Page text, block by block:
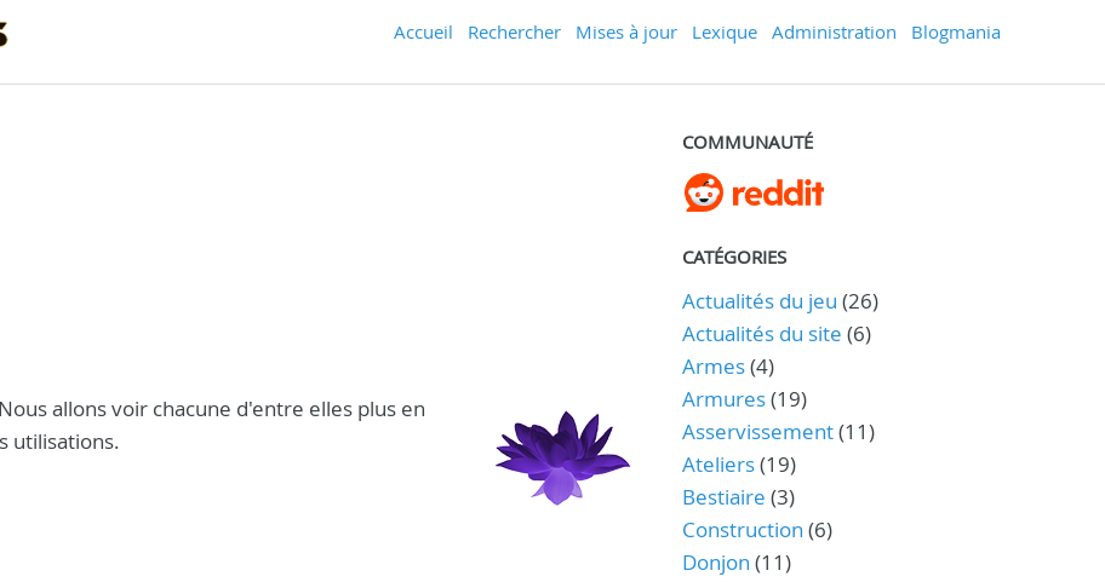
Accueil Rechercher Mises à jour Lexique Administration Blogmania
allons voir chacune d'entre elles plus en
utilisations.
COMMUNAUTÉ
CATÉGORIES
Actualités du jeu (26)
Actualités du site (6)
Armes(4)
Armures(19)
Asservissement(11)
Ateliers(19)
Bestiaire (3)
Construction (6)
Donjon (11)